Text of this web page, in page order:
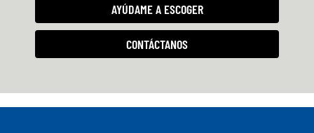
AYÚDAME A ESCOGER
CONTÁCTANOS